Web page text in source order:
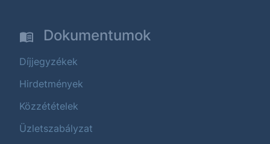
Dokumentumok
Díjjegyzékek
Hirdetmények
Közzétételek
Üzletszabályzat